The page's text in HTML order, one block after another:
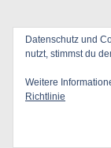
Datenschutz und
nutzt, stimmst du
Weitere
Richtlinie